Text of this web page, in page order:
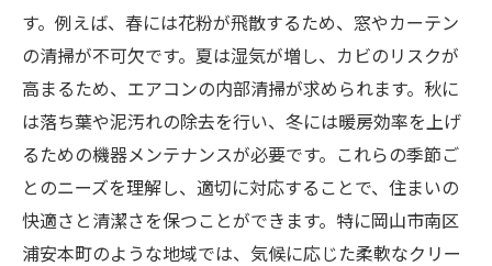
依頼前に知っておくべき法律と規制
クリーニング前に行う準備作業のすすめ
業者選びの際に考慮すべきポイント
住まいに合った清掃依頼の計画方法
地元サービスを活用したハウスクリーニングで
安心生活を手に入れる
地元業者の選定で地域経済を支える
す。例えば、春には花粉が飛散するため、窓やカーテン
の清掃が不可欠です。夏は湿気が増し、カビのリスクが
高まるため、エアコンの内部清掃が求められます。秋に
は落ち葉や泥汚れの除去を行い、冬には暖房効率を上げ
るための機器メンテナンスが必要です。これらの季節ご
とのニーズを理解し、適切に対応することで、住まいの
快適さと清潔さを保つことができます。特に岡山市南区
浦安本町のような地域では、気候に応じた柔軟なクリー